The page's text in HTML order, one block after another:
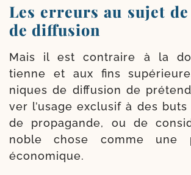
Les erreurs au sujet
de diffusion
Mais il est contraire à la
tienne et aux fins
niques de dif­fu­sion de
ver l’u­sage exclu­sif à des
de pro­pa­gande, ou de
noble chose comme une
économique.